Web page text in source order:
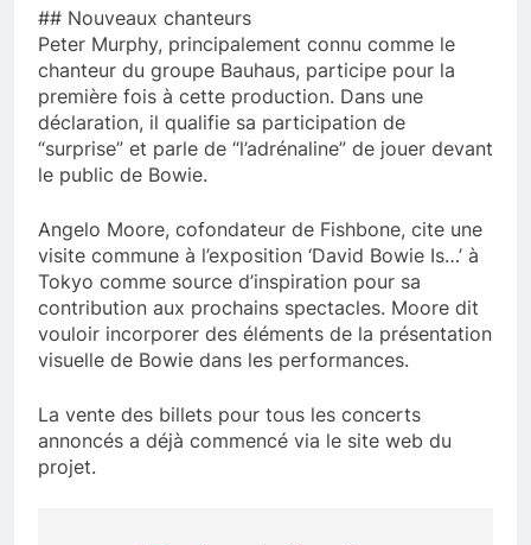
## Nouveaux chanteurs
Peter Murphy, principalement connu comme le
chanteur du groupe Bauhaus, participe pour la
première fois à cette production. Dans une
déclaration, il qualifie sa participation de
“surprise” et parle de “l’adrénaline” de jouer devant
le public de Bowie.
Angelo Moore, cofondateur de Fishbone, cite une
visite commune à l’exposition ‘David Bowie Is…’ à
Tokyo comme source d’inspiration pour sa
contribution aux prochains spectacles. Moore dit
vouloir incorporer des éléments de la présentation
visuelle de Bowie dans les performances.
La vente des billets pour tous les concerts
annoncés a déjà commencé via le site web du
projet.